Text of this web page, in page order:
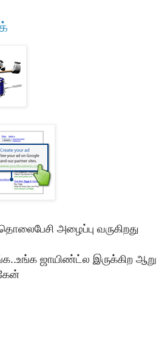
அழைப்பு வருகிறது
ஜாயிண்ட்ல இருக்கிற ஆறு